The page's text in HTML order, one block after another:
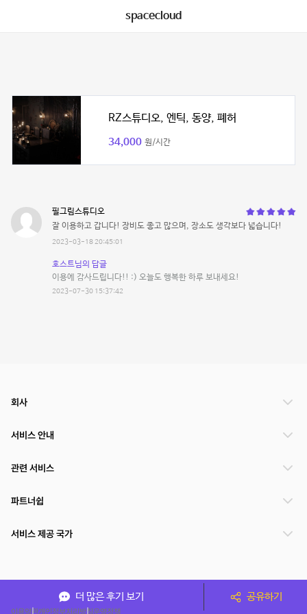
spacecloud
RZ스튜디오, 엔틱, 동양, 폐허
34,000 원/시간
필그림스튜디오
잘 이용하고 갑니다! 장비도 좋고 많으며, 장소도 생각보다 넓습니다!
2023-03-18 20:45:01
호스트님의 답글
이용에 감사드립니다!! :) 오늘도 행복한 하루 보내세요!
2023-07-30 15:37:42
더 많은 후기 보기 공유하기
회사
서비스 안내
관련 서비스
파트너쉽
서비스 제공 국가
이용약관개인정보처리방침운영정책